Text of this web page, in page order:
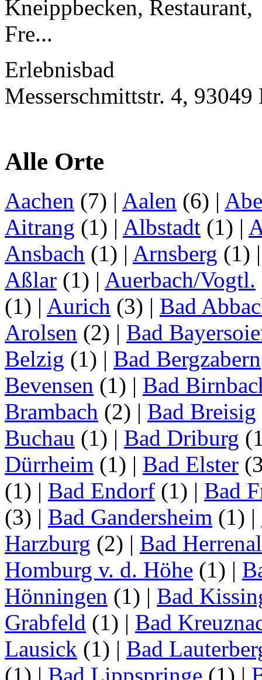
Kneippbecken, Restaurant,
Fre...
Erlebnisbad
Messerschmittstr. 4, 93049
Alle Orte
Aachen (7) | Aalen (6) |
Aitrang (1) | Albstadt (1) |
Ansbach (1) | Arnsberg (1)
Aßlar (1) | Auerbach/Vogtl.
(1) | Aurich (3) | Bad
Arolsen (2) | Bad
Belzig (1) | Bad Bergzabern
Bevensen (1) | Bad
Brambach (2) | Bad Breisig
Buchau (1) | Bad Driburg
Dürrheim (1) | Bad Elster
(1) | Bad Endorf (1) | Bad
(3) | Bad Gandersheim (1) |
Harzburg (2) | Bad
Homburg v. d. Höhe (1) |
Hönningen (1) | Bad
Grabfeld (1) | Bad
Lausick (1) | Bad